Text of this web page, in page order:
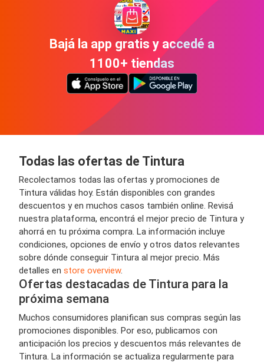
Bajá la app gratis y accedé a
1100+ tiendas
Todas las ofertas de Tintura
Recolectamos todas las ofertas y promociones de
Tintura válidas hoy. Están disponibles con grandes
descuentos y en muchos casos también online. Revisá
nuestra plataforma, encontrá el mejor precio de Tintura y
ahorrá en tu próxima compra. La información incluye
condiciones, opciones de envío y otros datos relevantes
sobre dónde conseguir Tintura al mejor precio. Más
detalles en store overview.
Ofertas destacadas de Tintura para la
próxima semana
Muchos consumidores planifican sus compras según las
promociones disponibles. Por eso, publicamos con
anticipación los precios y descuentos más relevantes de
Tintura. La información se actualiza regularmente para